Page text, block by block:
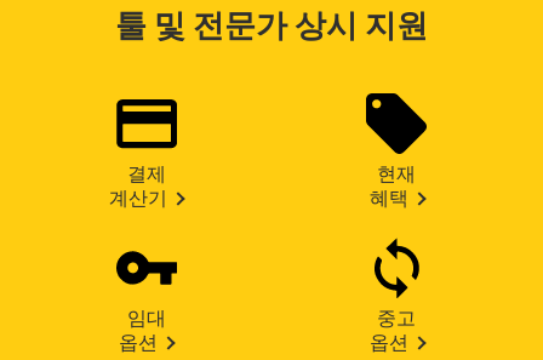
툴 및 전문가 상시 지원
결제
계산기
현재
혜택
임대
옵션
중고
옵션